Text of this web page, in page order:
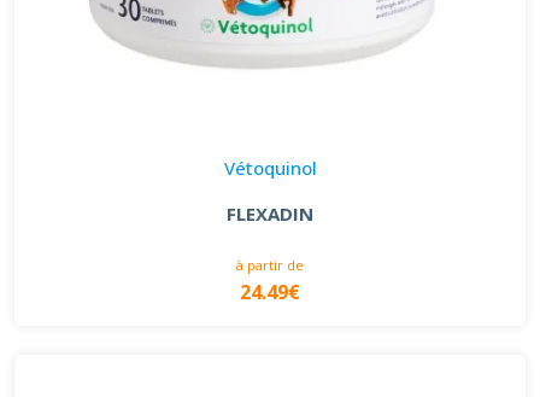
Vétoquinol
FLEXADIN
à partir de
24.49€